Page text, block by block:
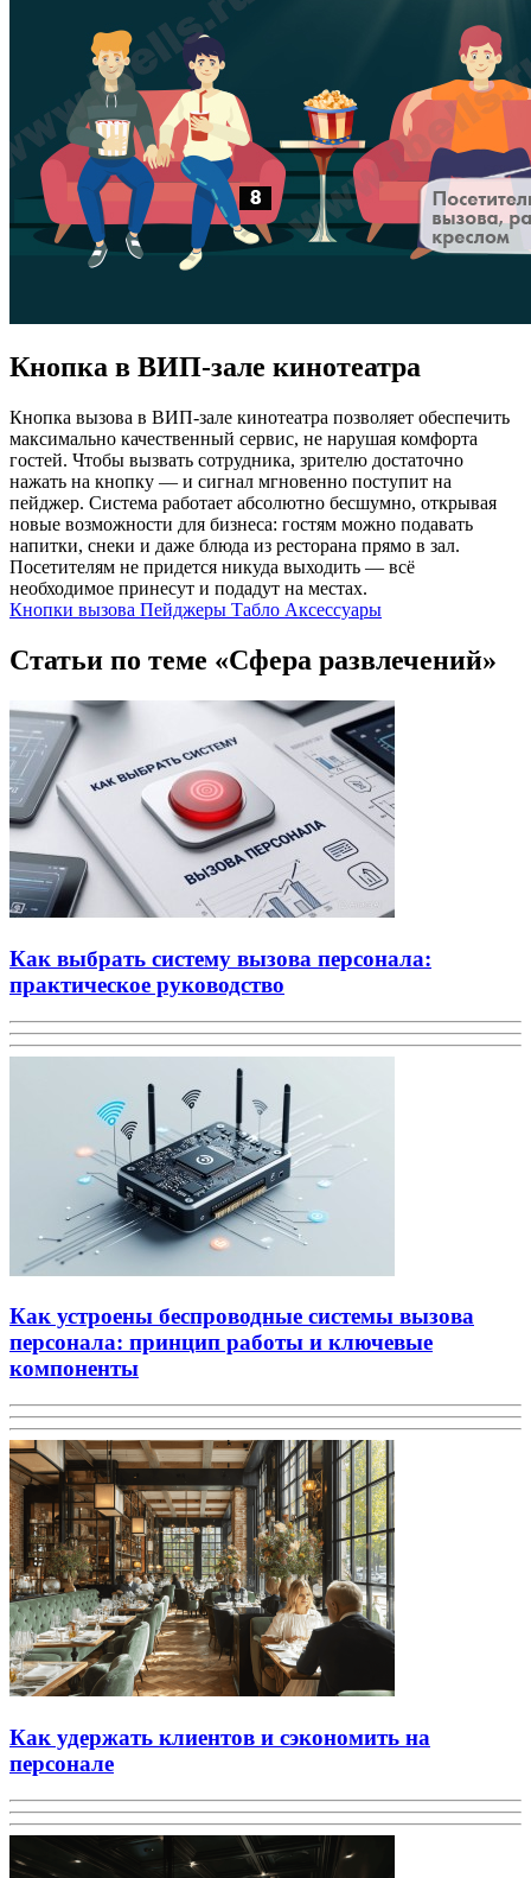
Кнопка в ВИП-зале кинотеатра
Кнопка вызова в ВИП-зале кинотеатра позволяет обеспечить
максимально качественный сервис, не нарушая комфорта
гостей. Чтобы вызвать сотрудника, зрителю достаточно
нажать на кнопку — и сигнал мгновенно поступит на
пейджер. Система работает абсолютно бесшумно, открывая
новые возможности для бизнеса: гостям можно подавать
напитки, снеки и даже блюда из ресторана прямо в зал.
Посетителям не придется никуда выходить — всё
необходимое принесут и подадут на местах.
Кнопки вызова Пейджеры Табло Аксессуары
Статьи по теме «Сфера развлечений»
Как выбрать систему вызова персонала:
практическое руководство
Как устроены беспроводные системы вызова
персонала: принцип работы и ключевые
компоненты
Как удержать клиентов и сэкономить на
персонале